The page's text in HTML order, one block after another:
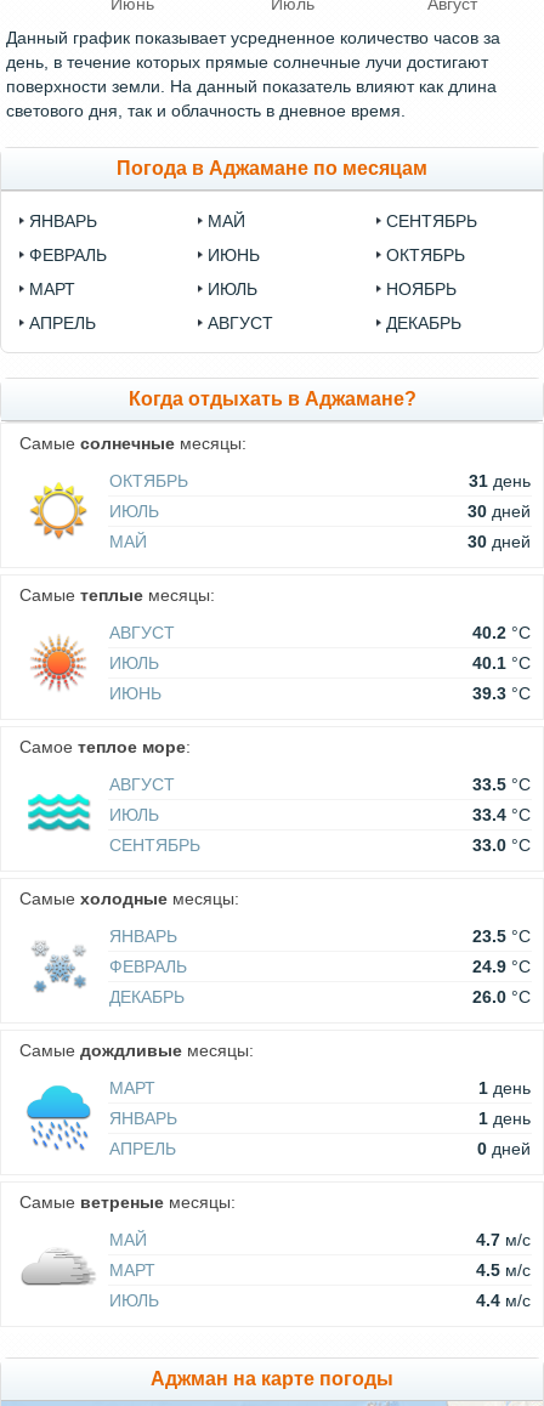
Июнь Июль Август
Данный график показывает усредненное количество часов за
день, в течение которых прямые солнечные лучи достигают
поверхности земли. На данный показатель влияют как длина
светового дня, так и облачность в дневное время.
Погода в Аджамане по месяцам
ЯНВАРЬ
ФЕВРАЛЬ
МАРТ
АПРЕЛЬ
МАЙ
ИЮНЬ
ИЮЛЬ
АВГУСТ
СЕНТЯБРЬ
ОКТЯБРЬ
НОЯБРЬ
ДЕКАБРЬ
Когда отдыхать в Аджамане?
Самые солнечные месяцы:
ОКТЯБРЬ
31 день
ИЮЛЬ
30 дней
МАЙ
30 дней
Самые теплые месяцы:
АВГУСТ
40.2 °C
ИЮЛЬ
40.1 °C
ИЮНЬ
39.3 °C
Самое теплое море:
АВГУСТ
33.5 °C
ИЮЛЬ
33.4 °C
СЕНТЯБРЬ
33.0 °C
Самые холодные месяцы:
ЯНВАРЬ
23.5 °C
ФЕВРАЛЬ
24.9 °C
ДЕКАБРЬ
26.0 °C
Самые дождливые месяцы:
МАРТ
1 день
ЯНВАРЬ
1 день
АПРЕЛЬ
0 дней
Самые ветреные месяцы:
МАЙ
4.7 м/c
МАРТ
4.5 м/c
ИЮЛЬ
4.4 м/c
Аджман на карте погоды